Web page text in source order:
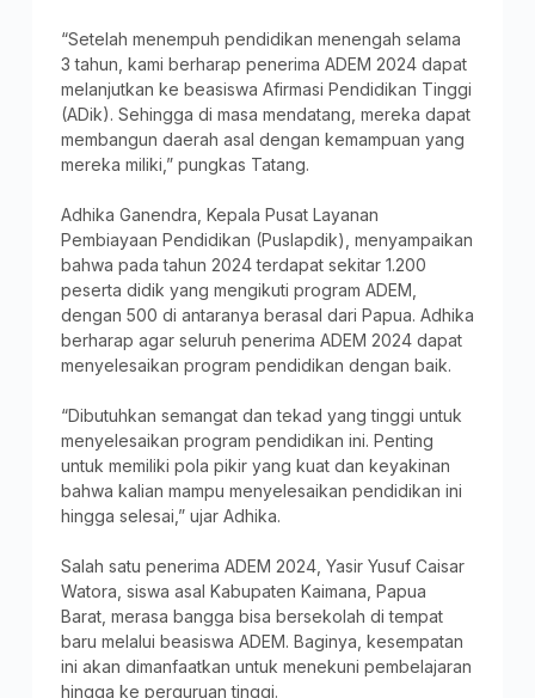
“Setelah menempuh pendidikan menengah selama
3 tahun, kami berharap penerima ADEM 2024 dapat
melanjutkan ke beasiswa Afirmasi Pendidikan Tinggi
(ADik). Sehingga di masa mendatang, mereka dapat
membangun daerah asal dengan kemampuan yang
mereka miliki,” pungkas Tatang.
Adhika Ganendra, Kepala Pusat Layanan
Pembiayaan Pendidikan (Puslapdik), menyampaikan
bahwa pada tahun 2024 terdapat sekitar 1.200
peserta didik yang mengikuti program ADEM,
dengan 500 di antaranya berasal dari Papua. Adhika
berharap agar seluruh penerima ADEM 2024 dapat
menyelesaikan program pendidikan dengan baik.
“Dibutuhkan semangat dan tekad yang tinggi untuk
menyelesaikan program pendidikan ini. Penting
untuk memiliki pola pikir yang kuat dan keyakinan
bahwa kalian mampu menyelesaikan pendidikan ini
hingga selesai,” ujar Adhika.
Salah satu penerima ADEM 2024, Yasir Yusuf Caisar
Watora, siswa asal Kabupaten Kaimana, Papua
Barat, merasa bangga bisa bersekolah di tempat
baru melalui beasiswa ADEM. Baginya, kesempatan
ini akan dimanfaatkan untuk menekuni pembelajaran
hingga ke perguruan tinggi.